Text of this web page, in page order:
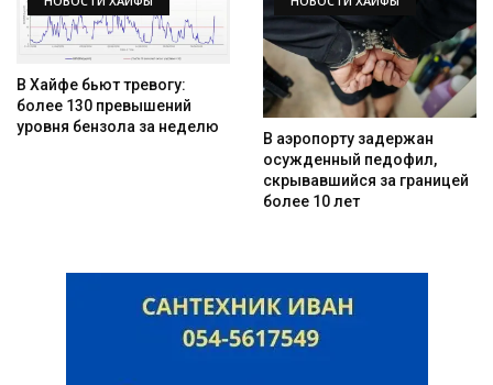
В Хайфе бьют тревогу:
более 130 превышений
уровня бензола за неделю
В аэропорту задержан
осужденный педофил,
скрывавшийся за границей
более 10 лет